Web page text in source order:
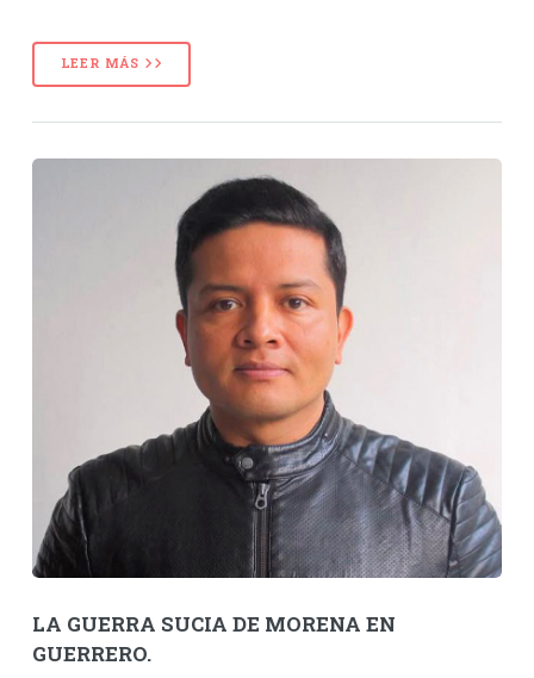
LEER MÁS
LA GUERRA SUCIA DE MORENA EN
GUERRERO.